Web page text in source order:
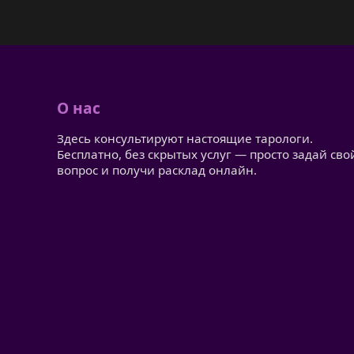
О нас
Здесь консультируют настоящие тарологи.
Бесплатно, без скрытых услуг — просто задай
вопрос и получи расклад онлайн.